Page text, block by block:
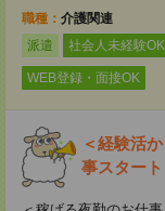
職種： 介護関連
派遣
社会人未経験OK
WEB登録・面接OK
＜経験活
事スター